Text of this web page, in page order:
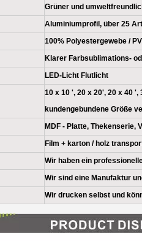
Grüner und
Aluminiumprofil, über 25
100% Polyestergewebe /
Klarer Farbsublimations-
LED-Licht Flutlicht
10 x 10 ', 20 x 20', 20 x 40 ',
kundengebundene Größe
MDF - Platte, Thekenserie,
Film + karton / holz
Wir haben ein
Wir sind eine Manufaktur
Wir drucken selbst und